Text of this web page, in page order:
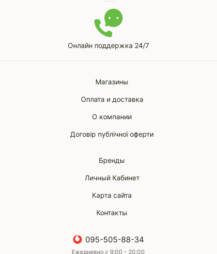
Онлайн поддержка 24/7
Магазины
Оплата и доставка
О компании
Договір публічної оферти
Бренды
Личный Кабинет
Карта сайта
Контакты
095-505-88-34
Ежедневно с 9:00 - 20:00